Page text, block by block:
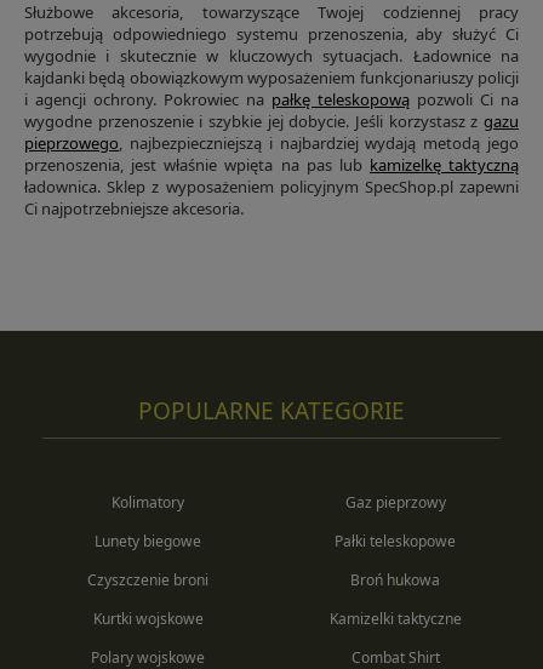
Służbowe akcesoria, towarzyszące Twojej codziennej pracy
potrzebują odpowiedniego systemu przenoszenia, aby służyć Ci
wygodnie i skutecznie w kluczowych sytuacjach. Ładownice na
kajdanki będą obowiązkowym wyposażeniem funkcjonariuszy policji
i agencji ochrony. Pokrowiec na pałkę teleskopową pozwoli Ci na
wygodne przenoszenie i szybkie jej dobycie. Jeśli korzystasz z gazu
pieprzowego, najbezpieczniejszą i najbardziej wydają metodą jego
przenoszenia, jest właśnie wpięta na pas lub kamizelkę taktyczną
ładownica. Sklep z wyposażeniem policyjnym SpecShop.pl zapewni
Ci najpotrzebniejsze akcesoria.
POPULARNE KATEGORIE
Kolimatory
Lunety biegowe
Czyszczenie broni
Gaz pieprzowy
Pałki teleskopowe
Broń hukowa
Kurtki wojskowe
Polary wojskowe
Kamizelki taktyczne
Combat Shirt